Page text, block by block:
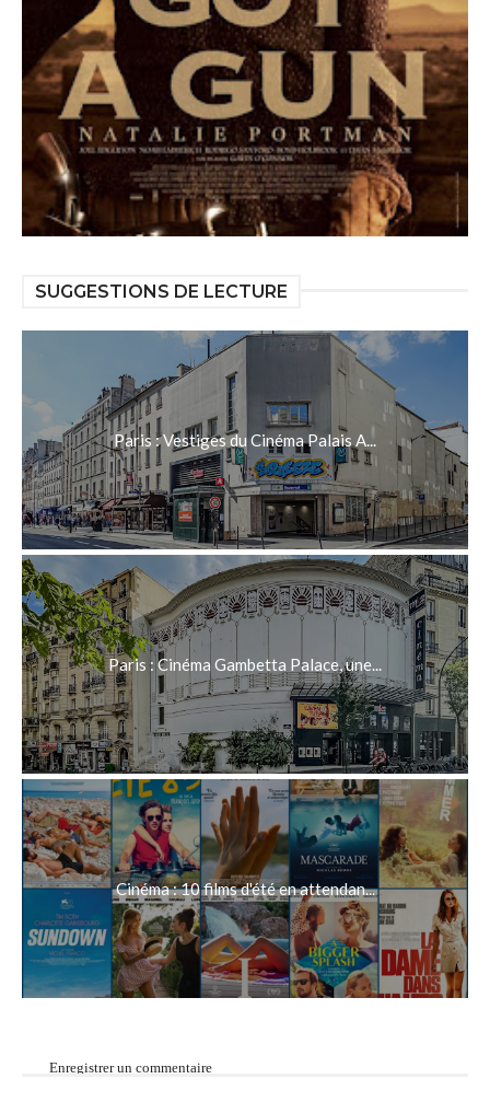
SUGGESTIONS DE LECTURE
Paris : Vestiges du Cinéma Palais A...
Paris : Cinéma Gambetta Palace, une...
Cinéma : 10 films d'été en attendan...
Enregistrer un commentaire